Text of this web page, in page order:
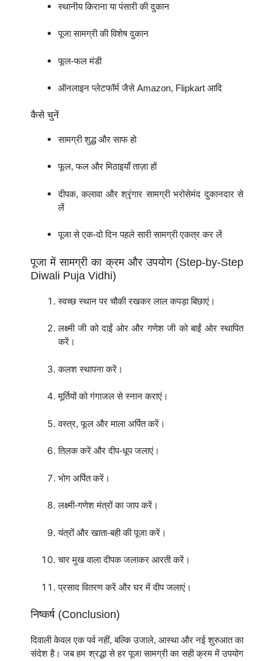
स्थानीय किराना या पंसारी की दुकान
पूजा सामग्री की विशेष दुकान
फूल-फल मंडी
ऑनलाइन प्लेटफॉर्म जैसे Amazon, Flipkart आदि
कैसे चुनें
सामग्री शुद्ध और साफ हो
फूल, फल और मिठाइयाँ ताज़ा हों
दीपक, कलावा और श्रृंगार सामग्री भरोसेमंद दुकानदार से
लें
पूजा से एक-दो दिन पहले सारी सामग्री एकत्र कर लें
पूजा में सामग्री का क्रम और उपयोग (Step-by-Step
Diwali Puja Vidhi)
स्वच्छ स्थान पर चौकी रखकर लाल कपड़ा बिछाएं।
लक्ष्मी जी को दाईं ओर और गणेश जी को बाईं ओर स्थापित
करें।
कलश स्थापना करें।
मूर्तियों को गंगाजल से स्नान कराएं।
वस्त्र, फूल और माला अर्पित करें।
तिलक करें और दीप-धूप जलाएं।
भोग अर्पित करें।
लक्ष्मी-गणेश मंत्रों का जाप करें।
यंत्रों और खाता-बही की पूजा करें।
चार मुख वाला दीपक जलाकर आरती करें।
प्रसाद वितरण करें और घर में दीप जलाएं।
निष्कर्ष (Conclusion)
दिवाली केवल एक पर्व नहीं, बल्कि उजाले, आस्था और नई शुरुआत का
संदेश है। जब हम श्रद्धा से हर पूजा सामग्री का सही क्रम में उपयोग